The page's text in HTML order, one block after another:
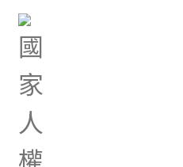
首頁
利害關係人申請公職人員迴
用）